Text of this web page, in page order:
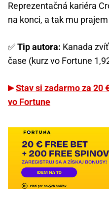
Reprezentačná kariéra
na konci, a tak mu
✅Tip autora: Kanada
čase (kurz vo Fortune
Stav si zadarmo za 20
vo Fortune